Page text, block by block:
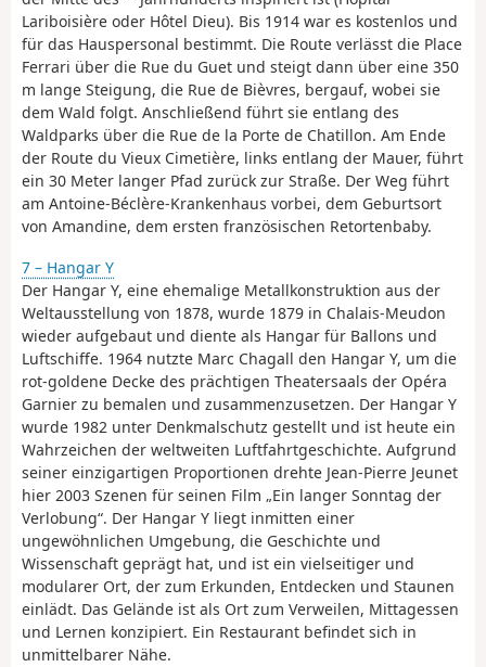
Lariboisière oder Hôtel Dieu). Bis 1914 war es kostenlos und
für das Hauspersonal bestimmt. Die Route verlässt die Place
Ferrari über die Rue du Guet und steigt dann über eine 350
m lange Steigung, die Rue de Bièvres, bergauf, wobei sie
dem Wald folgt. Anschließend führt sie entlang des
Waldparks über die Rue de la Porte de Chatillon. Am Ende
der Route du Vieux Cimetière, links entlang der Mauer, führt
ein 30 Meter langer Pfad zurück zur Straße. Der Weg führt
am Antoine-Béclère-Krankenhaus vorbei, dem Geburtsort
von Amandine, dem ersten französischen Retortenbaby.
7 – Hangar Y
Der Hangar Y, eine ehemalige Metallkonstruktion aus der
Weltausstellung von 1878, wurde 1879 in Chalais-Meudon
wieder aufgebaut und diente als Hangar für Ballons und
Luftschiffe. 1964 nutzte Marc Chagall den Hangar Y, um die
rot-goldene Decke des prächtigen Theatersaals der Opéra
Garnier zu bemalen und zusammenzusetzen. Der Hangar Y
wurde 1982 unter Denkmalschutz gestellt und ist heute ein
Wahrzeichen der weltweiten Luftfahrtgeschichte. Aufgrund
seiner einzigartigen Proportionen drehte Jean-Pierre Jeunet
hier 2003 Szenen für seinen Film „Ein langer Sonntag der
Verlobung“. Der Hangar Y liegt inmitten einer
ungewöhnlichen Umgebung, die Geschichte und
Wissenschaft geprägt hat, und ist ein vielseitiger und
modularer Ort, der zum Erkunden, Entdecken und Staunen
einlädt. Das Gelände ist als Ort zum Verweilen, Mittagessen
und Lernen konzipiert. Ein Restaurant befindet sich in
unmittelbarer Nähe.